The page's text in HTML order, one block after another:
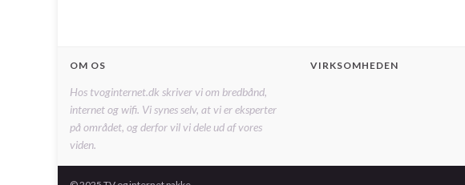
OM OS
Hos tvoginternet.dk skriver vi om bredbånd,
internet og wifi. Vi synes selv, at vi er eksperter
på området, og derfor vil vi dele ud af vores
viden.
VIRKSOMHEDEN